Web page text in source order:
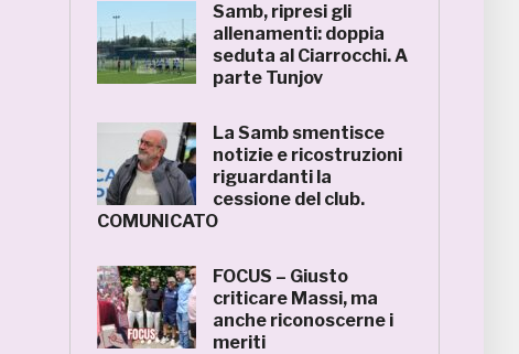
Samb, ripresi gli
allenamenti: doppia
seduta al Ciarrocchi. A
parte Tunjov
La Samb smentisce
notizie e ricostruzioni
riguardanti la
cessione del club.
COMUNICATO
FOCUS – Giusto
criticare Massi, ma
anche riconoscerne i
meriti